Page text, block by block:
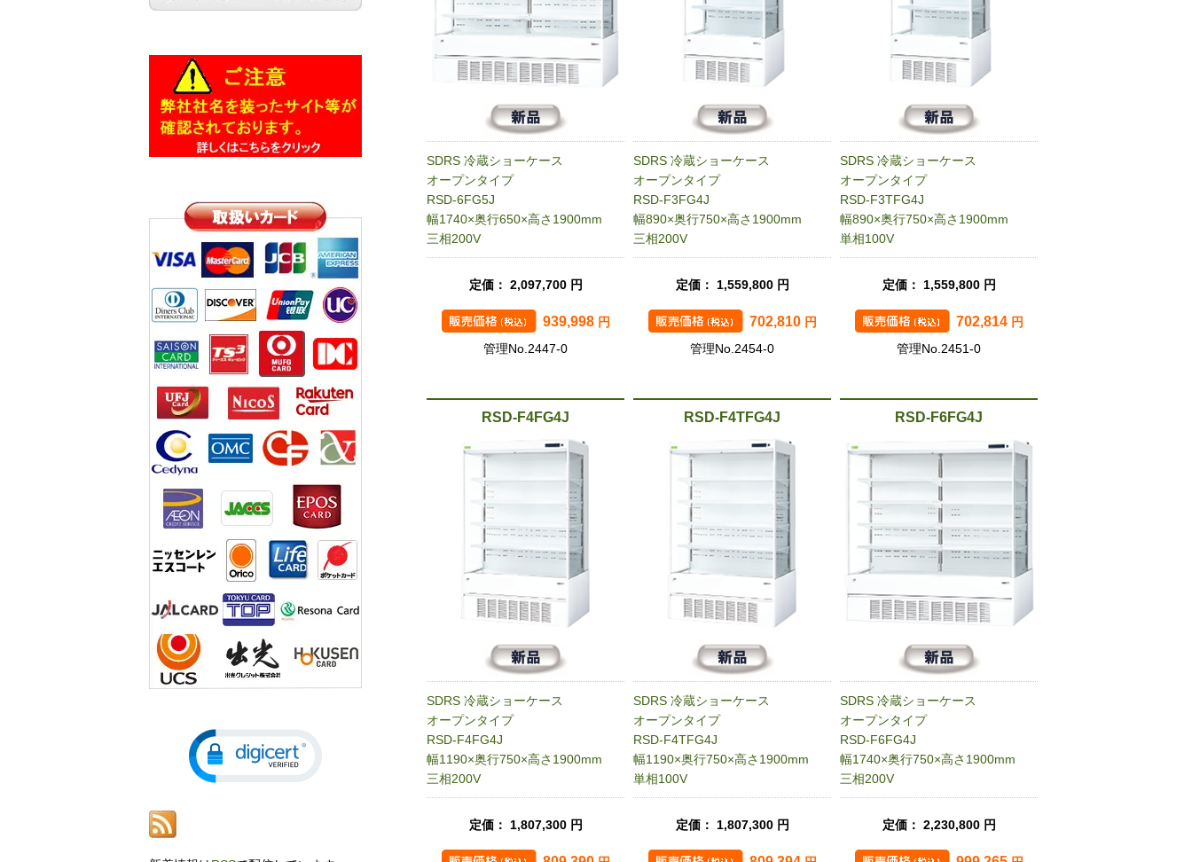
SDRS 冷蔵ショーケース
オープンタイプ
RSD-6FG5J
幅1740×奥行650×高さ1900mm
三相200V
定価： 2,097,700 円
939,998 円
管理No.2447-0
SDRS 冷蔵ショーケース
オープンタイプ
RSD-F3FG4J
幅890×奥行750×高さ1900mm
三相200V
定価： 1,559,800 円
702,810 円
管理No.2454-0
SDRS 冷蔵ショーケース
オープンタイプ
RSD-F3TFG4J
幅890×奥行750×高さ1900mm
単相100V
定価： 1,559,800 円
702,814 円
管理No.2451-0
RSD-F4FG4J
SDRS 冷蔵ショーケース
オープンタイプ
RSD-F4FG4J
幅1190×奥行750×高さ1900mm
三相200V
定価： 1,807,300 円
RSD-F4TFG4J
SDRS 冷蔵ショーケース
オープンタイプ
RSD-F4TFG4J
幅1190×奥行750×高さ1900mm
単相100V
定価： 1,807,300 円
RSD-F6FG4J
SDRS 冷蔵ショーケース
オープンタイプ
RSD-F6FG4J
幅1740×奥行750×高さ1900mm
三相200V
定価： 2,230,800 円